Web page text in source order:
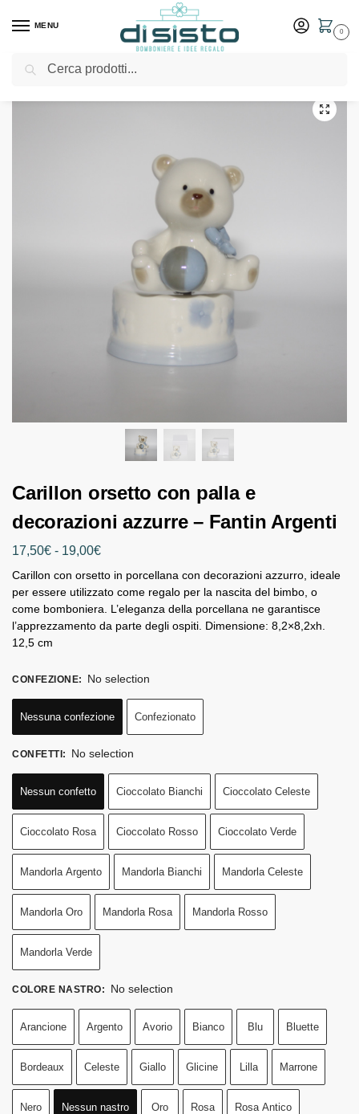
MENU
0
Home Shop Bomboniere
Carillon orsetto con palla e
decorazioni azzurre – Fantin Argenti
17,50€ - 19,00€
Carillon con orsetto in porcellana con decorazioni azzurro, ideale
per essere utilizzato come regalo per la nascita del bimbo, o
come bomboniera. L’eleganza della porcellana ne garantisce
l’apprezzamento da parte degli ospiti. Dimensione: 8,2×8,2xh.
12,5 cm
CONFEZIONE: No selection
Nessuna confezione Confezionato
CONFETTI: No selection
Nessun confetto Cioccolato Bianchi Cioccolato Celeste
Cioccolato Rosa Cioccolato Rosso Cioccolato Verde
Mandorla Argento Mandorla Bianchi Mandorla Celeste
Mandorla Oro Mandorla Rosa Mandorla Rosso
Mandorla Verde
COLORE NASTRO: No selection
Arancione Argento Avorio Bianco Blu Bluette
Bordeaux Celeste Giallo Glicine Lilla Marrone
Nero Nessun nastro Oro Rosa Rosa Antico